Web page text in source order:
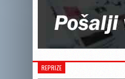
REPRIZE